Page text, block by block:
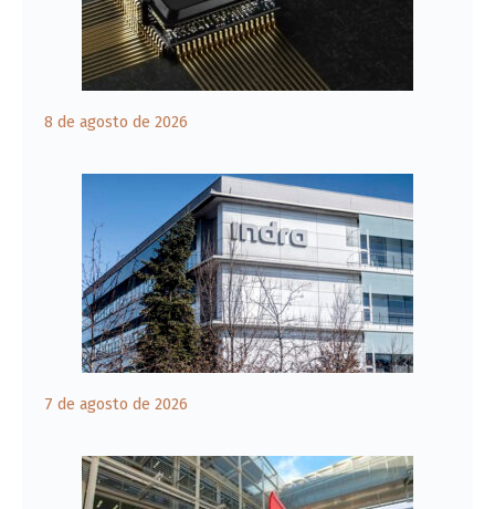
8 de agosto de 2026
7 de agosto de 2026